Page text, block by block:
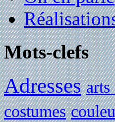
Mots-clefs
Adresses arts
costumes